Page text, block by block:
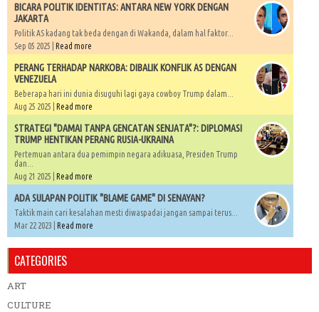
BICARA POLITIK IDENTITAS: ANTARA NEW YORK DENGAN
JAKARTA
Politik AS kadang tak beda dengan di Wakanda, dalam hal faktor...
Sep 05 2025 | Read more
PERANG TERHADAP NARKOBA: DIBALIK KONFLIK AS DENGAN
VENEZUELA
Beberapa hari ini dunia disuguhi lagi gaya cowboy Trump dalam...
Aug 25 2025 | Read more
STRATEGI "DAMAI TANPA GENCATAN SENJATA"?: DIPLOMASI
TRUMP HENTIKAN PERANG RUSIA-UKRAINA
Pertemuan antara dua pemimpin negara adikuasa, Presiden Trump
dan...
Aug 21 2025 | Read more
ADA SULAPAN POLITIK "BLAME GAME" DI SENAYAN?
Taktik main cari kesalahan mesti diwaspadai jangan sampai terus...
Mar 22 2023 | Read more
CATEGORIES
ART
CULTURE